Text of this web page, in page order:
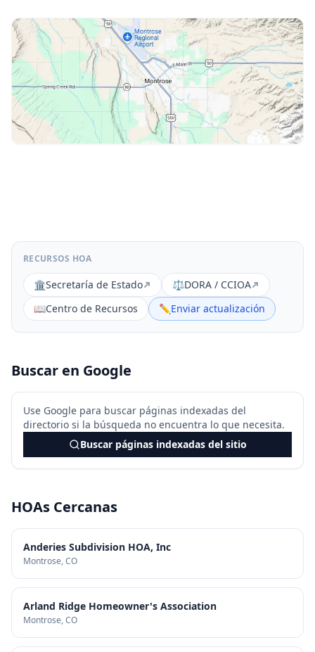
RECURSOS HOA
🏛️Secretaría de Estado ⚖️DORA / CCIOA
📖Centro de Recursos ✏️Enviar actualización
Buscar en Google
Use Google para buscar páginas indexadas del
directorio si la búsqueda no encuentra lo que necesita.
Buscar páginas indexadas del sitio
HOAs Cercanas
Anderies Subdivision HOA, Inc
Montrose, CO
Arland Ridge Homeowner's Association
Montrose, CO